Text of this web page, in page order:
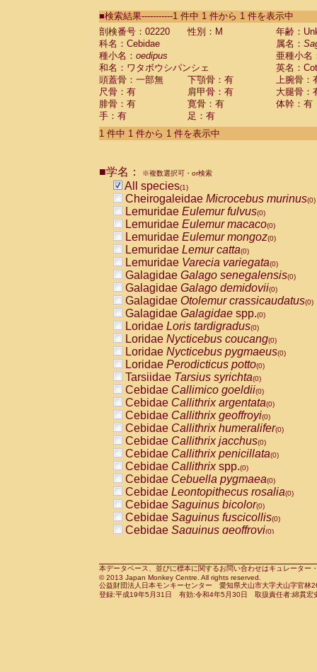
CebidaeSaguinus labiatus(0)
Cebidae Saguinus leucopus (0)
Cebidae
Cebidae
CebidaeSaguinus nigricollis (0)
Cebidae Saguinus oedipus
Cebidae Saguinus weddelli
Cebidae Saguinusspp.
Cebidae Aotus trivirgatus
Cebidae Cebus albifrons
CebidaeCebus nigrivittatus
CebidaeCebus
CebidaeSaimiri boliviensis(0)
CebidaeSaimiri sciureus(0)
AtelidaeAlouatta caraya(0)
AtelidaeAlouatta fusca(0)
AtelidaeAlouatta seniculus
AtelidaeAlouattaspp.(0)
AtelidaeAteles belzebuth(0)
AtelidaeAteles geoffroyi(0)
AtelidaeAteles paniscus(0)
AtelidaeAtelesspp.(0)
Atelidae Lagothrix lagothricha
AtelidaeLagothrix lagothricha cana
PitheciidaeCacajao calvus
PitheciidaeCallicebus cupreus
PitheciidaeCallicebus donacophilus
PitheciidaeCallicebus moloch
PitheciidaeCallicebus torquatus
PitheciidaeCallicebusspp.(0)
PitheciidaeChiropotes satanas(0)
PitheciidaePithecia monachus
PitheciidaePithecia pithecia(0)
CercopithecidaeCercocebus agilis
CercopithecidaeCercocebus
CercopithecidaeCercocebus
CercopithecidaeCercocebus
CercopithecidaeCercocebus
CercopithecidaeCercocebushybrid
CercopithecidaePapio anubis(0)
CercopithecidaePapio cynocephalus
CercopithecidaePapio hamadryas(0)
■検索結果-----------1 件中 1 件から 1 件を表示中
剖検番号：02220
性別：M
年齢：
科名：Cebidae
属名：
種小名： oedipus
亜種小名
和名：ワタボウシパンシェ
英名：
頭蓋骨：一部無
下顎骨：有
上腕骨：
尺骨：有
肩甲骨：有
大腿骨：
腓骨：有
寛骨：有
体幹：有
手：有
足：有
1 件中 1 件から 1 件を表示中
■学名： ※複数選択可・or検索
All species(1)
Cheirogaleidae Microcebus murinus(0)
Lemuridae Eulemur fulvus(0)
Lemuridae Eulemur macaco(0)
Lemuridae Eulemur mongoz(0)
Lemuridae Lemur catta(0)
Lemuridae Varecia variegata(0)
Galagidae Galago senegalensis(0)
Galagidae Galago demidovii(0)
Galagidae Otolemur crassicaudatus(0)
Galagidae Galagidae spp.(0)
Loridae Loris tardigradus(0)
Loridae Nycticebus coucang(0)
Loridae Nycticebus pygmaeus(0)
Loridae Perodicticus potto(0)
Tarsiidae Tarsius syrichta(0)
Cebidae Callimico goeldii(0)
Cebidae Callithrix argentata(0)
Cebidae Callithrix geoffroyi(0)
Cebidae Callithrix humeralifer(0)
Cebidae Callithrix jacchus(0)
Cebidae Callithrix penicillata(0)
Cebidae Callithrixspp.(0)
Cebidae Cebuella pygmaea(0)
Cebidae Leontopithecus rosalia(0)
Cebidae Saguinus bicolor(0)
Cebidae Saguinus fuscicollis(0)
Cebidae Saguinus geoffroyi(0)
CebidaeSaguinus leucopus(0)
CebidaeSaguinus midas(0)
Cebidae Saguinus mystax(0)
本データベース、並びに標本に関するお問い合わせはキュレータ
© 2013 Japan Monkey Centre. All rights reserved.
公益財団法人日本モンキーセンター 愛知県犬山市大字犬山字官
登録:平成19年5月31日 有効:令和4年5月30日 取扱責任者:綿貫宏